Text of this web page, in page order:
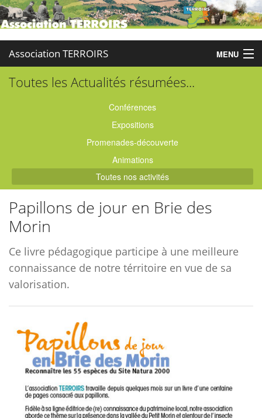
Association TERROIRS MENU
Accueil
Partenaires
Enquêtes
Contact
Boutique
Toutes les Actualités résumées...
Conférences
Expositions
Promenades-découverte
Animations
Toutes nos activités
Papillons de jour en Brie des
Morin
Ce livre pédagogique participe à une meilleure
connaissance de notre térritoire en vue de sa
valorisation.